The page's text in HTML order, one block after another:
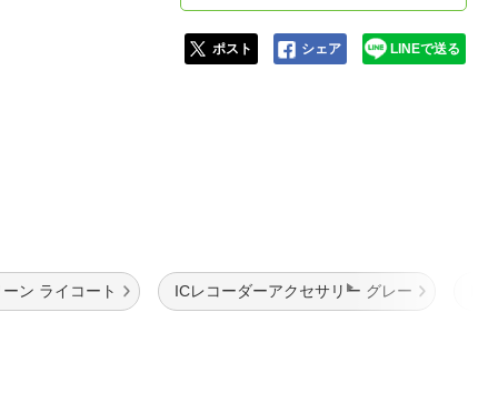
ポスト シェア LINEで送る
ン ライコート ICレコーダーアクセサリー グレー